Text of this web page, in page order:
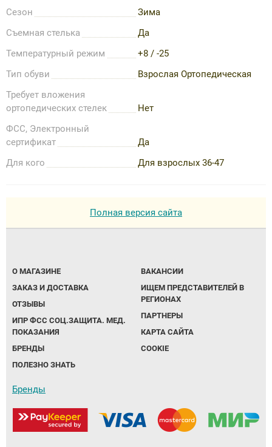
Сезон
Зима
Съемная стелька
Да
Температурный режим
+8 / -25
Тип обуви
Взрослая Ортопедическая
Требует вложения
ортопедических стелек
Нет
ФСС, Электронный
сертификат
Да
Для кого
Для взрослых 36-47
Полная версия сайта
О МАГАЗИНЕ
ЗАКАЗ И ДОСТАВКА
ОТЗЫВЫ
ИПР ФСС СОЦ.ЗАЩИТА. МЕД.
ПОКАЗАНИЯ
БРЕНДЫ
ПОЛЕЗНО ЗНАТЬ
ВАКАНСИИ
ИЩЕМ ПРЕДСТАВИТЕЛЕЙ В
РЕГИОНАХ
ПАРТНЕРЫ
КАРТА САЙТА
COOKIE
Бренды